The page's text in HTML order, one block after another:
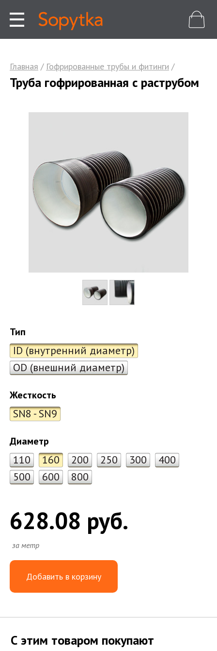
Главная / Гофрированные трубы и фитинги /
Труба гофрированная с раструбом
Тип
ID (внутренний диаметр)
OD (внешний диаметр)
Жесткость
SN8 - SN9
Диаметр
110 160 200 250 300
400
500
600 800
628.08 руб.
за метр
Добавить в корзину
С этим товаром покупают